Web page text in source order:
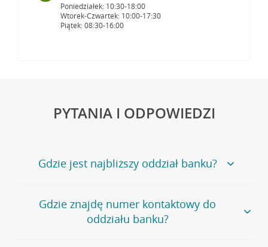
Poniedziałek: 10:30-18:00
Wtorek-Czwartek: 10:00-17:30
Piątek: 08:30-16:00
PYTANIA I ODPOWIEDZI
Gdzie jest najbliższy oddział banku?
Jeśli szukasz oddziału naszego banku, zapraszamy na
stronęPlacówki i bankomaty, na której znajduje się
wygodna wyszukiwarka.
Gdzie znajdę numer kontaktowy do
oddziału banku?